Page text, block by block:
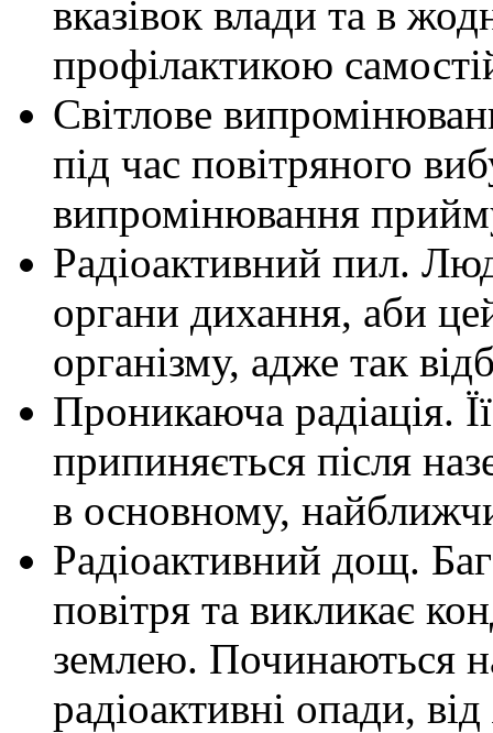
вказівок влади та в
профілактикою
Світлове
під час повітряного
випромінювання
Радіоактивний пил.
органи дихання, аби
організму, адже так
Проникаюча радіація.
припиняється після
в основному,
Радіоактивний дощ.
повітря та викликає
землею. Починаються
радіоактивні опади,